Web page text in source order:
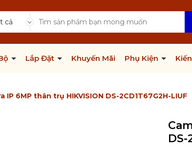
cả
Lắp Đặt Khuyến Mãi Phụ Kiện
IP 6MP thân trụ HIKVISION DS-2CD1T67G2H-LIUF
DS-